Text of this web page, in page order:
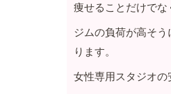
痩せることだけでな
ジムの負荷が高そ
ります。
女性専用スタジオの